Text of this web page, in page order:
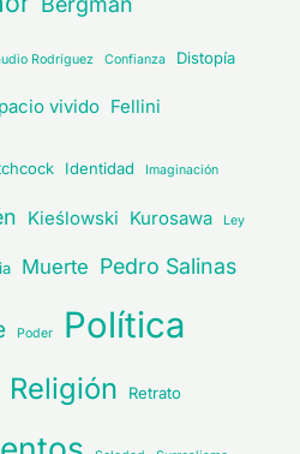
Rodríguez Confianza Distopía
vivido Fellini
Identidad Imaginación
Kieślowski Kurosawa Ley
Muerte Pedro Salinas
Poder Política
Religión Retrato